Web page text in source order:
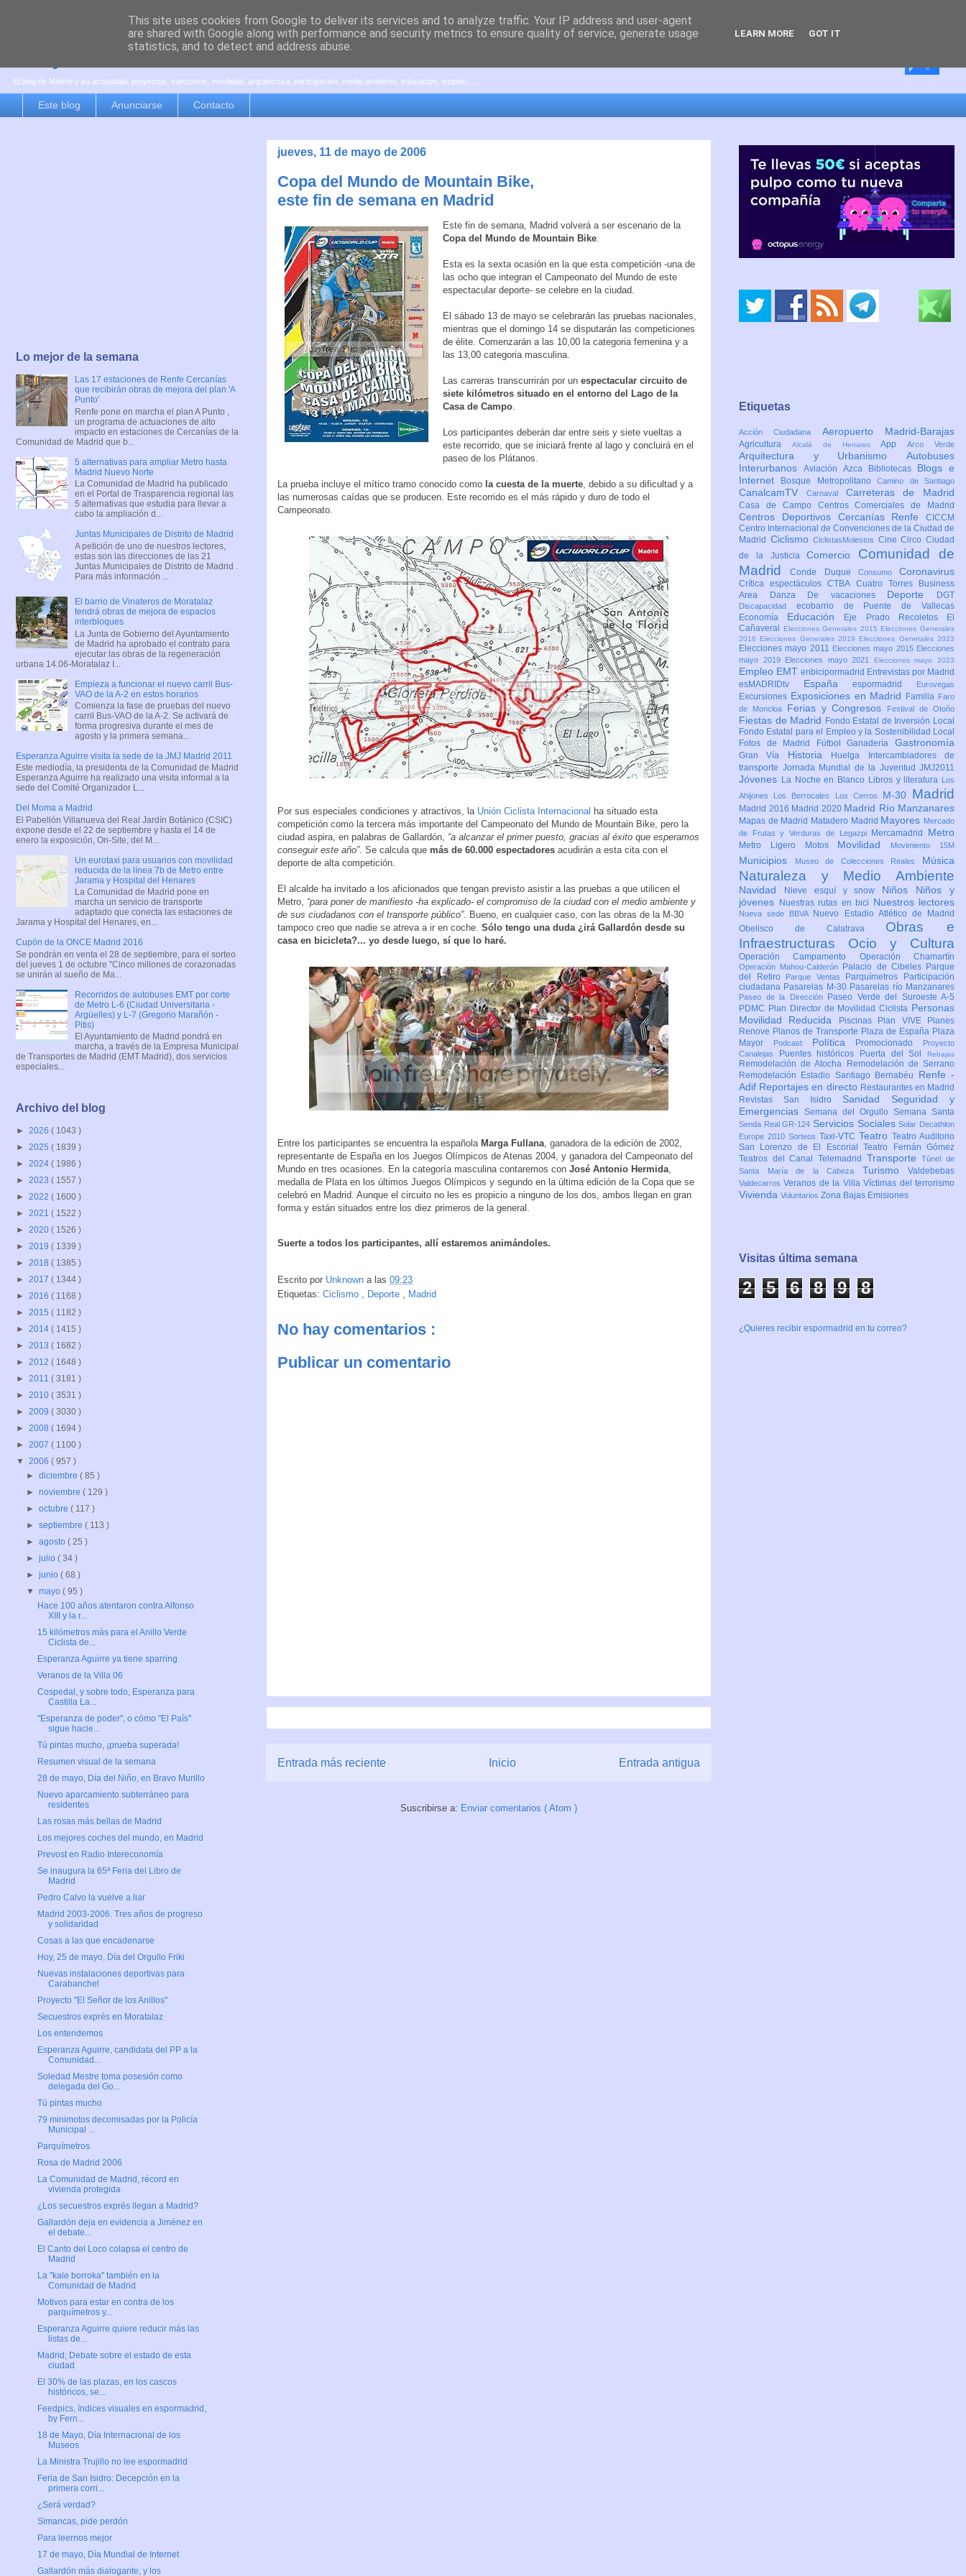
es por madrid
El blog de Madrid y su actualidad, proyectos, transporte, movilidad, arquitectura, participación, medio ambiente, educación, empleo, ...
Este blog Anunciarse Contacto
jueves, 11 de mayo de 2006
Copa del Mundo de Mountain Bike,
este fin de semana en Madrid
Este fin de semana, Madrid volverá a ser escenario de la
Copa del Mundo de Mountain Bike
Esta es la sexta ocasión en la que esta competición -una de
las ocho que integran el Campeonato del Mundo de este
espectacular deporte- se celebre en la ciudad.
El sábado 13 de mayo se celebrarán las pruebas nacionales,
mientras que el domingo 14 se disputarán las competiciones
de élite. Comenzarán a las 10,00 la categoria femenina y a
las 13,00 categoria masculina.
Las carreras transcurrirán por un espectacular circuito de
siete kilómetros situado en el entorno del Lago de la
Casa de Campo
Los participantes deberán dar entre seis y siete vueltas a
este recorrido, que se iniciará frente al lago y concluirá en el
paseo de los Plátanos.
La prueba incluye el mítico tramo conocido como la cuesta de la muerte , debido a su dificultad y a
las numerosas caídas que se producen. Este recorrido es el más rápido y duro de todo el
Campeonato.
Por sus especiales condiciones y atractivos, la Unión Ciclista Internacional ha situado esta
competición como la tercera más importante del Campeonato del Mundo de Mountain Bike, pero la
ciudad aspira, en palabras de Gallardón, “a alcanzar el primer puesto, gracias al éxito que esperamos
conseguir este año”. Se calcula que más de 60.000 espectadores acudirán a esta cita con el
deporte de alta competición.
El alcalde ha invitado a los aficionados que tengan previsto asistir a las pruebas a que utilicen el
Metro, “para poner de manifiesto -ha explicado- el compromiso de la ciudad con el medio ambiente y
de sus ciudadanos con el transporte público”. Bueno, en cualquier caso, con las obras de la M-30
tampoco creo que nadie se atreva a ir en coche. Sólo tengo una duda ¿irá Gallardón desde su
casa en bicicleta?... yo desde luego, sí que lo haré.
Entre los participantes se encuentra la española Marga Fullana , ganadora de la edición de 2002,
representante de España en los Juegos Olímpicos de Atenas 2004, y ganadora del Campeonato del
Mundo en tres ocasiones. En la categoría masculina contaremos con José Antonio Hermida
medalla de Plata en los últimos Juegos Olímpicos y segundo en la última edición de la Copa que se
celebró en Madrid. Aunque el circuito no les es propicio a ninguno de los dos, ambos llegan en gran
forma y están situados entre los diez primeros de la general.
Suerte a todos los participantes, allí estaremos animándoles.
Escrito por Unknown a las 09:23
Etiquetas: Ciclismo , Deporte , Madrid
No hay comentarios :
Publicar un comentario
Entrada más reciente Entrada antigua
Inicio
Suscribirse a: Enviar comentarios ( Atom )
Lo mejor de la semana
Las 17 estaciones de Renfe Cercanías
que recibirán obras de mejora del plan 'A
Punto'
Renfe pone en marcha el plan A Punto ,
un programa de actuaciones de alto
impacto en estaciones de Cercanías de la
Comunidad de Madrid que b...
5 alternativas para ampliar Metro hasta
Madrid Nuevo Norte
La Comunidad de Madrid ha publicado
en el Portal de Trasparencia regional las
5 alternativas que estudia para llevar a
cabo la ampliación d...
Juntas Municipales de Distrito de Madrid
A petición de uno de nuestros lectores,
estas son las direcciones de las 21
Juntas Municipales de Distrito de Madrid .
Para más información ...
El barrio de Vinateros de Moratalaz
tendrá obras de mejora de espacios
interbloques
La Junta de Gobierno del Ayuntamiento
de Madrid ha aprobado el contrato para
ejecutar las obras de la regeneración
urbana 14.06-Moratalaz I...
Empieza a funcionar el nuevo carril Bus-
VAO de la A-2 en estos horarios
Comienza la fase de pruebas del nuevo
carril Bus-VAO de la A-2. Se activará de
forma progresiva durante el mes de
agosto y la primera semana...
Esperanza Aguirre visita la sede de la JMJ Madrid 2011
Este mediodía, la presidenta de la Comunidad de Madrid
Esperanza Aguirre ha realizado una visita informal a la
sede del Comité Organizador L...
Del Moma a Madrid
El Pabellón Villanueva del Real Jardín Botánico (CSIC)
expone desde el 22 de septiembre y hasta el 14 de
enero la exposición, On-Site, del M...
Un eurotaxi para usuarios con movilidad
reducida de la línea 7b de Metro entre
Jarama y Hospital del Henares
La Comunidad de Madrid pone en
marcha un servicio de transporte
adaptado que conecta las estaciones de
Jarama y Hospital del Henares, en...
Cupón de la ONCE Madrid 2016
Se pondrán en venta el 28 de septiembre, para el sorteo
del jueves 1 de octubre "Cinco millones de corazonadas
se unirán al sueño de Ma...
Recorridos de autobuses EMT por corte
de Metro L-6 (Ciudad Universitaria -
Argüelles) y L-7 (Gregorio Marañón -
Pitis)
El Ayuntamiento de Madrid pondrá en
marcha, a través de la Empresa Municipal
de Transportes de Madrid (EMT Madrid), dos servicios
especiales...
Archivo del blog
► 2026 ( 1043 )
► 2025 ( 1839 )
► 2024 ( 1986 )
► 2023 ( 1557 )
► 2022 ( 1600 )
► 2021 ( 1522 )
► 2020 ( 1526 )
► 2019 ( 1339 )
► 2018 ( 1385 )
► 2017 ( 1344 )
► 2016 ( 1168 )
► 2015 ( 1182 )
► 2014 ( 1415 )
► 2013 ( 1682 )
► 2012 ( 1648 )
► 2011 ( 3181 )
► 2010 ( 3531 )
► 2009 ( 3030 )
► 2008 ( 1694 )
► 2007 ( 1100 )
▼ 2006 ( 957 )
►diciembre( 85 )
►noviembre( 129 )
►octubre( 117 )
►septiembre( 113 )
►agosto( 25 )
►julio( 34 )
►junio( 68 )
▼mayo( 95 )
Hace 100 años atentaron contra Alfonso
XIII y la r...
15 kilómetros más para el Anillo Verde
Ciclista de...
Esperanza Aguirre ya tiene sparring
Veranos de la Villa 06
Cospedal, y sobre todo, Esperanza para
Castilla La...
"Esperanza de poder", o cómo "El País"
sigue hacie...
Tú pintas mucho, ¡prueba superada!
Resumen visual de la semana
28 de mayo, Día del Niño, en Bravo Murillo
Nuevo aparcamiento subterráneo para
residentes
Las rosas más bellas de Madrid
Los mejores coches del mundo, en Madrid
Prevost en Radio Intereconomía
Se inaugura la 65ª Feria del Libro de
Madrid
Pedro Calvo la vuelve a liar
Madrid 2003-2006. Tres años de progreso
y solidaridad
Cosas a las que encadenarse
Hoy, 25 de mayo, Día del Orgullo Friki
Nuevas instalaciones deportivas para
Carabanchel
Proyecto "El Señor de los Anillos"
Secuestros exprés en Moratalaz
Los entendemos
Esperanza Aguirre, candidata del PP a la
Comunidad...
Soledad Mestre toma posesión como
delegada del Go...
Tú pintas mucho
79 minimotos decomisadas por la Policía
Municipal ...
Parquímetros
Rosa de Madrid 2006
La Comunidad de Madrid, récord en
vivienda protegida
¿Los secuestros exprés llegan a Madrid?
Gallardón deja en evidencia a Jiménez en
el debate...
El Canto del Loco colapsa el centro de
Madrid
La "kale borroka" también en la
Comunidad de Madrid
Motivos para estar en contra de los
parquímetros y...
Esperanza Aguirre quiere reducir más las
listas de...
Madrid; Debate sobre el estado de esta
ciudad
El 30% de las plazas, en los cascos
históricos, se...
Feedpics, índices visuales en espormadrid,
by Fern...
18 de Mayo, Día Internacional de los
Museos
La Ministra Trujillo no lee espormadrid
Feria de San Isidro: Decepción en la
primera corri...
¿Será verdad?
Simancas, pide perdón
Para leernos mejor
17 de mayo, Día Mundial de Internet
Gallardón más dialogante, y los
Etiquetas
Acción Ciudadana Aeropuerto Madrid-Barajas
Agricultura Alcalá de HenaresAppArco Verde
Arquitectura y Urbanismo Autobuses
Interurbanos Aviación Azca Bibliotecas Blogs e
Internet
Bosque MetropolitanoCamino de Santiago
CanalcamTV Carnaval Carreteras de Madrid
Casa de Campo Centros Comerciales de Madrid
Centros Deportivos Cercanías Renfe CICCM
Centro Internacional de Convenciones de la Ciudad de
Madrid CiclismoCiclistasMolestos CineCircoCiudad
de la JusticiaComercio Comunidad de
MadridConde Duque Consumo Coronavirus
Crítica espectáculosCTBA Cuatro Torres Business
Area
Danza De vacaciones Deporte DGT
Discapacidad ecobarrio de Puente de Vallecas
Economía Educación Eje Prado Recoletos
El
Cañaveral
Elecciones Generales 2015 Elecciones Generales
2016 Elecciones Generales 2019 Elecciones Generales 2023
Elecciones mayo 2011 Elecciones mayo 2015 Elecciones
mayo 2019
Elecciones mayo 2021 Elecciones mayo 2023
Empleo EMT enbicipormadrid Entrevistas por Madrid
esMADRIDtv Españaespormadrid Eurovegas
Excursiones Exposiciones en Madrid Familia Faro
de Moncloa
Ferias y Congresos Festival de Otoño
Fiestas de Madrid Fondo Estatal de Inversión Local
Fondo Estatal para el Empleo y la Sostenibilidad Local
Fotos de Madrid
FútbolGanaderíaGastronomía
Gran Vía Historia Huelga
Intercambiadores de
transporte Jornada Mundial de la Juventud JMJ2011
Jóvenes La Noche en Blanco Libros y literatura
Los
Ahijones
Los Berrocales Los Cerros M-30 Madrid
Madrid 2016 Madrid 2020 Madrid Río Manzanares
Mapas de Madrid Matadero Madrid Mayores Mercado
de Frutas y Verduras de Legazpi
Mercamadrid Metro
Metro Ligero Motos Movilidad Movimiento 15M
Municipios Museo de Colecciones Reales Música
Naturaleza y Medio Ambiente
Navidad Nieve esquí y snow Niños Niños y
jóvenes
Nuestras rutas en bici Nuestros lectores
Nueva sede BBVA
Nuevo Estadio Atlético de Madrid
Obelisco de Calatrava Obras e
Infraestructuras Ocio y Cultura
Operación Campamento Operación Chamartín
Operación Mahou-Calderón Palacio de Cibeles Parque
del Retiro
Parque Ventas Parquímetros
Participación
ciudadana Pasarelas M-30 Pasarelas río Manzanares
Paseo de la Dirección
Paseo Verde del Suroeste A-5
PDMC Plan Director de Movilidad Ciclista Personas
Movilidad Reducida
Piscinas Plan VIVE
Planes
Renove Planos de Transporte Plaza de España Plaza
Mayor
Podcast Política Promocionado
Proyecto
Canalejas
Puentes históricos Puerta del Sol Rebajas
Remodelación de Atocha
Remodelación de Serrano
Remodelación Estadio Santiago Bernabéu Renfe -
Adif Reportajes en directo Restaurantes en Madrid
Revistas San Isidro Sanidad Seguridad y
Emergencias Semana del Orgullo Semana Santa
Senda Real GR-124 Servicios SocialesSolar Decathlon
Europe 2010 Sorteos Taxi-VTC Teatro Teatro Auditorio
San Lorenzo de El EscorialTeatro Fernán Gómez
Teatros del Canal Telemadrid TransporteTúnel de
Santa María de la Cabeza Turismo Valdebebas
ValdecarrosVeranos de la VillaVíctimas del terrorismo
Vivienda Voluntarios Zona Bajas Emisiones
Visitas última semana
2 5 6 8 9 8
¿Quieres recibir espormadrid en tu correo?
This site uses cookies from Google to deliver its services and to analyze traffic. Your IP address and user-agent
are shared with Google along with performance and security metrics to ensure quality of service, generate usage
statistics, and to detect and address abuse.
LEARN MORE GOT IT